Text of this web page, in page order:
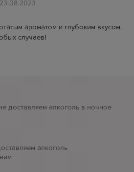
23.08.2023
ароматом и глубоким вкусом.
случаев!
доставляем алкоголь в ночное
алкоголь